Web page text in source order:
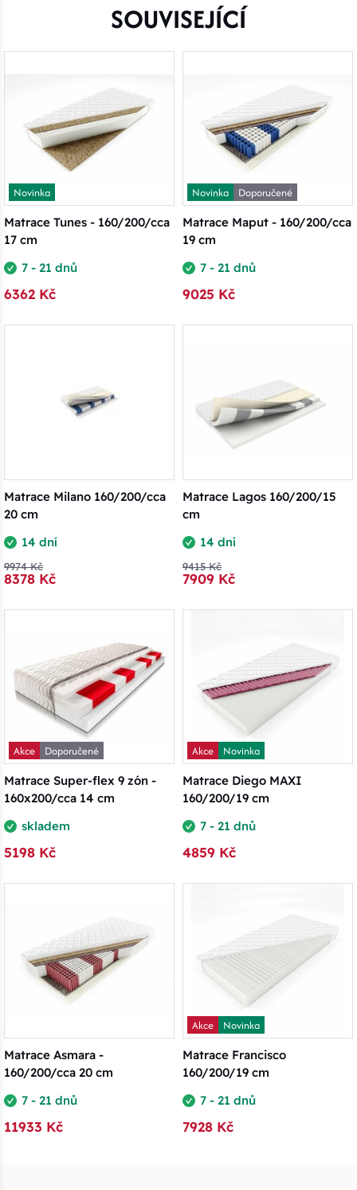
SOUVISEJÍCÍ
Novinka
Matrace Tunes - 160/200/cca
17 cm
7 - 21 dnů
6362 Kč
Novinka
Doporučené
Matrace Maput - 160/200/cca
19 cm
7 - 21 dnů
9025 Kč
Matrace Milano 160/200/cca
20 cm
14 dní
9974 Kč
8378 Kč
Matrace Lagos 160/200/15
cm
14 dní
9415 Kč
7909 Kč
Akce
Doporučené
Matrace Super-flex 9 zón -
160x200/cca 14 cm
skladem
5198 Kč
Akce
Novinka
Matrace Diego MAXI
160/200/19 cm
7 - 21 dnů
4859 Kč
Matrace Asmara -
160/200/cca 20 cm
7 - 21 dnů
11933 Kč
Akce
Novinka
Matrace Francisco
160/200/19 cm
7 - 21 dnů
7928 Kč